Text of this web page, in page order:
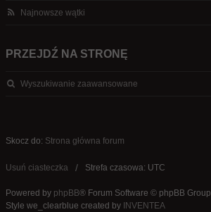
Najnowsze wątki
PRZEJDŹ NA STRONĘ
Wyszukiwanie zaawansowane
Skocz do: Strona główna forum
Usuń ciasteczka Strefa czasowa: UTC
Powered by phpBB® Forum Software © phpBB Group
Style we_clearblue created by INVENTEA